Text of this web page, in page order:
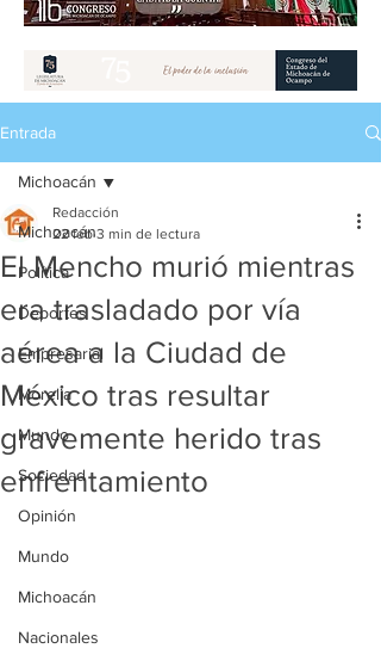
Entrada
Michoacán
Política
Deportes
Empresarial
Morelia
Mundo
Sociedad
Opinión
Mundo
Michoacán
Nacionales
Michoacán
El Mencho murió mientras
era trasladado por vía
aérea a la Ciudad de
México tras resultar
gravemente herido tras
enfrentamiento
Redacción
22 feb 3 min de lectura